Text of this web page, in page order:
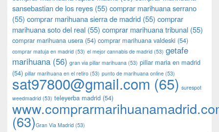
sansebastian de los reyes (55) comprar marihuana serrano
(55) comprar marihuana sierra de madrid (55) comprar
marihuana soto del real (55) comprar marihuana tribunal (55)
comprar marihuana usera (54) comprar marihuana valdeski (54)
comprar matuja en madrid (53) el mejor cannabis de madrid (53) getafe
marihuana (56) gran via pillar marihuana (53) pillar maria en madrid
(54) pillar marihuana en el retiro (53) punto de marihuana online (53)
sat97800@gmail.com (65) surespot
weedmadrid (53) teleyerba madrid (54)
(63)​​Gran Via Madrid (53)